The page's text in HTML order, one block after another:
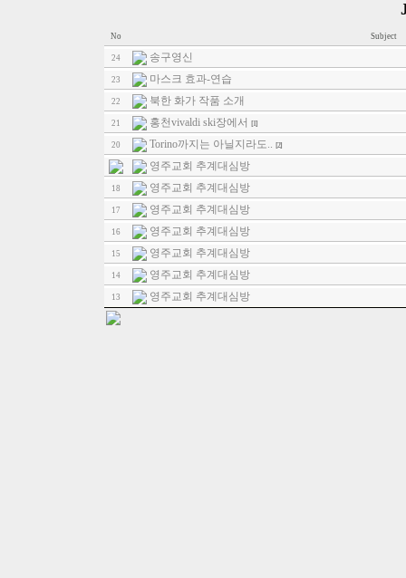
No Subject
24 송구영신
23 마스크 효과-연습
22 북한 화가 작품 소개
21 홍천vivaldi ski장에서 [1]
20 Torino까지는 아닐지라도.. [2]
영주교회 추계대심방
18 영주교회 추계대심방
17 영주교회 추계대심방
16 영주교회 추계대심방
15 영주교회 추계대심방
14 영주교회 추계대심방
13 영주교회 추계대심방